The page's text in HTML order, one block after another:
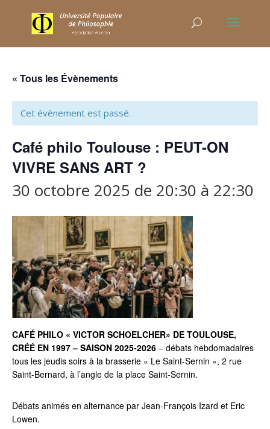
« Tous les Évènements
Cet évènement est passé.
Café philo Toulouse : PEUT-ON
VIVRE SANS ART ?
30 octobre 2025 de 20:30 à 22:30
CAFÉ PHILO « VICTOR SCHOELCHER» DE TOULOUSE,
CRÉÉ EN 1997 – SAISON 2025-2026 – débats hebdomadaires
tous les jeudis soirs à la brasserie « Le Saint-Sernin », 2 rue
Saint-Bernard, à l’angle de la place Saint-Sernin.
Débats animés en alternance par Jean-François Izard et Eric
Lowen.